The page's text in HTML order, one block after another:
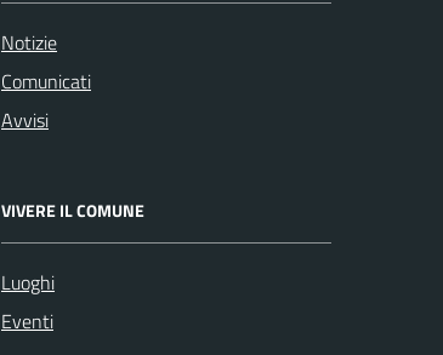
Notizie
Comunicati
Avvisi
VIVERE IL COMUNE
Luoghi
Eventi